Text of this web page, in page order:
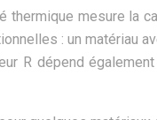
mesure la
: un matériau
R dépend